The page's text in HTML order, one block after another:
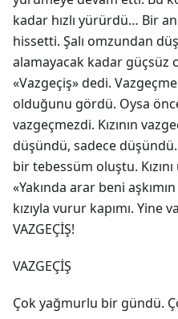
kadar hızlı yürürdü… Bir
hissetti. Şalı omzundan
alamayacak kadar güçsüz
«Vazgeçiş» dedi.
olduğunu gördü. Oysa
vazgeçmezdi. Kızının
düşündü, sadece
bir tebessüm oluştu.
«Yakında arar beni
kızıyla vurur kapımı. Yine
VAZGEÇİŞ!
VAZGEÇİŞ
Çok yağmurlu bir gündü.